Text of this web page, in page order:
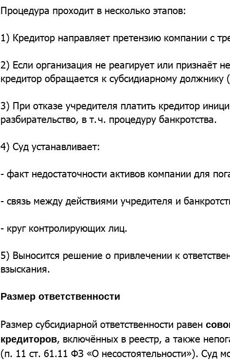
Процедура проходит в несколько этапов:
1) Кредитор направляет претензию компании с
2) Если организация не реагирует или признаёт
кредитор обращается к субсидиарному должнику
3) При отказе учредителя платить кредитор
разбирательство, в т. ч. процедуру банкротства.
4) Суд устанавливает:
- факт недостаточности активов компании для
- связь между действиями учредителя и
- круг контролирующих лиц.
5) Выносится решение о привлечении к
взыскания.
Размер ответственности
Размер субсидиарной ответственности равен
кредиторов, включённых в реестр, а также
(п. 11 ст. 61.11 ФЗ «О несостоятельности»). Суд